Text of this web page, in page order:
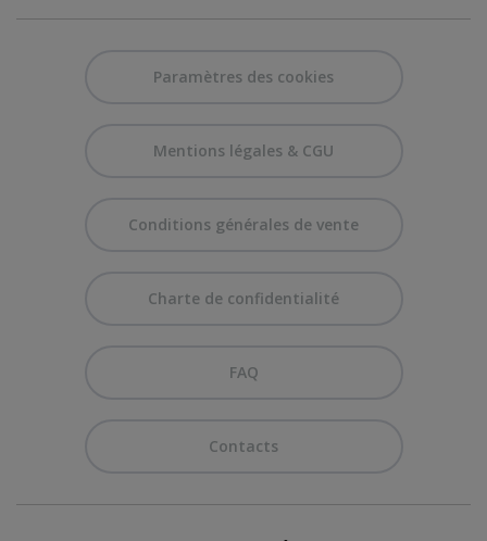
Paramètres des cookies
Mentions légales & CGU
Conditions générales de vente
Charte de confidentialité
FAQ
Contacts